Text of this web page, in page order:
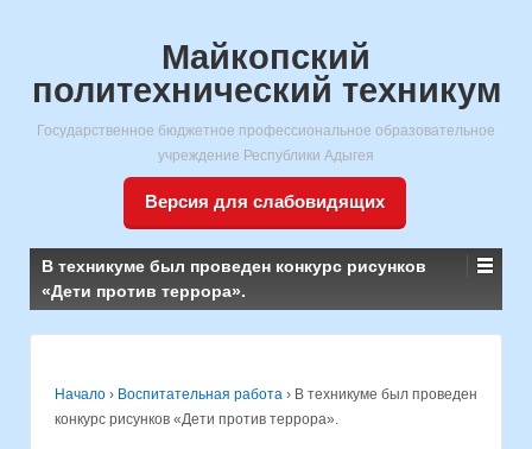
Майкопский
политехнический техникум
Государственное бюджетное профессиональное образовательное
учреждение Республики Адыгея
Версия для слабовидящих
В техникуме был проведен конкурс рисунков
«Дети против террора».
Начало › Воспитательная работа › В техникуме был проведен
конкурс рисунков «Дети против террора».